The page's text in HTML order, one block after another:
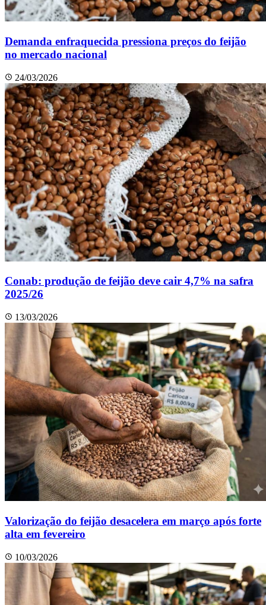
Demanda enfraquecida pressiona preços do feijão
no mercado nacional
24/03/2026
Conab: produção de feijão deve cair 4,7% na safra
2025/26
13/03/2026
Valorização do feijão desacelera em março após forte
alta em fevereiro
10/03/2026